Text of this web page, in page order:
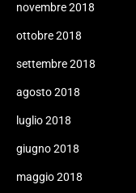
novembre 2018
ottobre 2018
settembre 2018
agosto 2018
luglio 2018
giugno 2018
maggio 2018